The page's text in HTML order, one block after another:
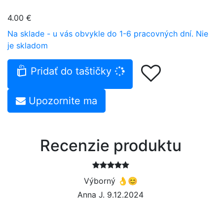
4.00 €
Na sklade - u vás obvykle do 1-6 pracovných dní. Nie
je skladom
Pridať do taštičky
Upozornite ma
Recenzie produktu
Výborný 👌😊
Anna J. 9.12.2024